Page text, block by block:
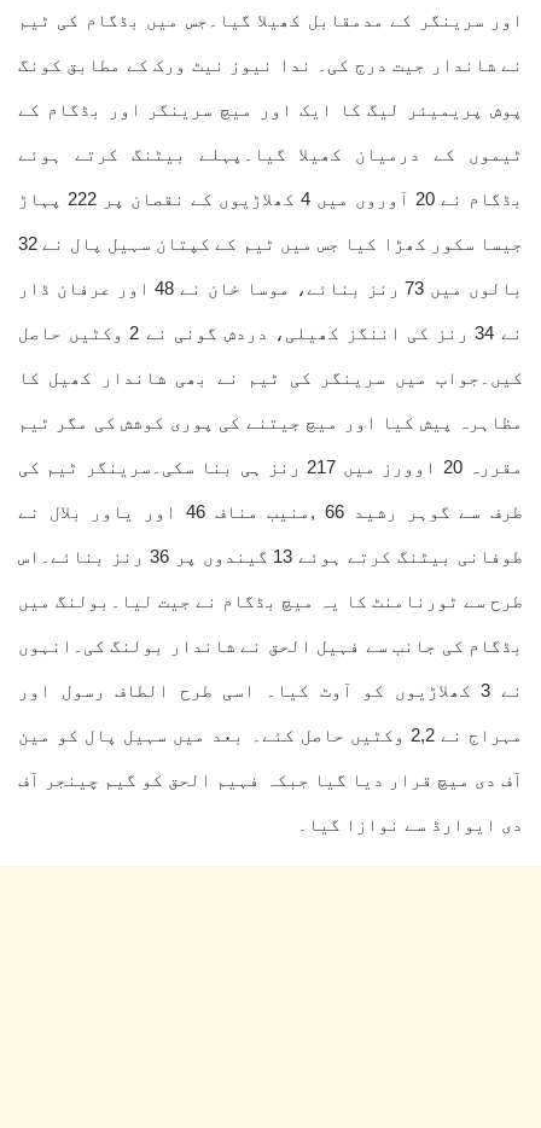
اور سرینگر کے مدمقابل کھیلا گیا۔جس میں بڈگام کی ٹیم
نے شاندار جیت درج کی۔ ندا نیوز نیٹ ورک کے مطابق کونگ
پوش پریمیئر لیگ کا ایک اور میچ سرینگر اور بڈگام کے
ٹیموں کے درمیان کھیلا گیا۔پہلے بیٹنگ کرتے ہوئے
بڈگام نے 20 آوروں میں 4 کھلاڑیوں کے نقصان پر 222 پہاڑ
جیسا سکور کھڑا کیا جس میں ٹیم کے کپتان سہیل پال نے 32
بالوں میں 73 رنز بنائے، موسا خان نے 48 اور عرفان ڈار
نے 34 رنز کی اننگز کھیلی، دردش گونی نے 2 وکٹیں حاصل
کیں۔جواب میں سرینگر کی ٹیم نے بھی شاندار کھیل کا
مظاہرہ پیش کیا اور میچ جیتنے کی پوری کوشش کی مگر ٹیم
مقررہ 20 اوورز میں 217 رنز ہی بنا سکی۔سرینگر ٹیم کی
طرف سے گوہر رشید 66 ,منیب مناف 46 اور یاور بلال نے
طوفانی بیٹنگ کرتے ہوئے 13 گیندوں پر 36 رنز بنائے۔اس
طرح سے ٹورنامنٹ کا یہ میچ بڈگام نے جیت لیا۔بولنگ میں
بڈگام کی جانب سے فہیل الحق نے شاندار بولنگ کی۔انہوں
نے 3 کھلاڑیوں کو آوٹ کیا۔ اسی طرح الطاف رسول اور
مہراج نے 2,2 وکٹیں حاصل کئے۔ بعد میں سہیل پال کو مین
آف دی میچ قرار دیا گیا جبکہ فہیم الحق کو گیم چینجر آف
دی ایوارڈ سے نوازا گیا۔